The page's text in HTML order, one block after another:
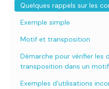
Quelques rappels sur les
Exemple simple
Motif et transposition
Démarche pour vérifier les
transposition dans un motif
Exemples d’utilisations